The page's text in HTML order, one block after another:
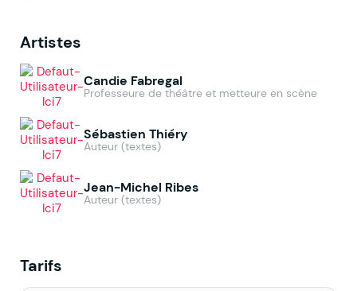
Artistes
Candie Fabregal
Professeure de théâtre et metteure en scène
Sébastien Thiéry
Auteur (textes)
Jean-Michel Ribes
Auteur (textes)
Tarifs